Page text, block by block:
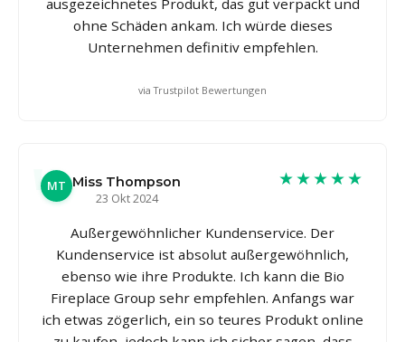
ohne Schäden ankam. Ich würde dieses
Unternehmen definitiv empfehlen.
via Trustpilot Bewertungen
MT Miss Thompson
23 Okt 2024
★★★★★
Außergewöhnlicher Kundenservice. Der
Kundenservice ist absolut außergewöhnlich,
ebenso wie ihre Produkte. Ich kann die Bio
Fireplace Group sehr empfehlen. Anfangs war
ich etwas zögerlich, ein so teures Produkt online